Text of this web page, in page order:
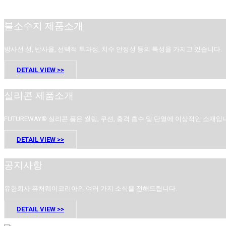
불소수지 제품소개
방사선 성, 반사율, 선택적 투과성, 치수 안정성 등의 특성을 가지고 있습니다.
DETAIL VIEW >>
실리콘 제품소개
FUTUREWAY® 실리콘 폼은 씰링, 쿠션, 충격 흡수 및 단열에 이상적인 소재입
DETAIL VIEW >>
공지사항
유한회사 퓨처웨이코리아의 여러 가지 소식을 전해드립니다.
DETAIL VIEW >>